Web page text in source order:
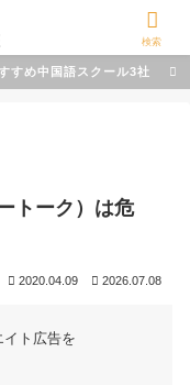
すめ中国語スクール3社
トーク）は危
2020.04.09 2026.07.08
イト広告を
検索